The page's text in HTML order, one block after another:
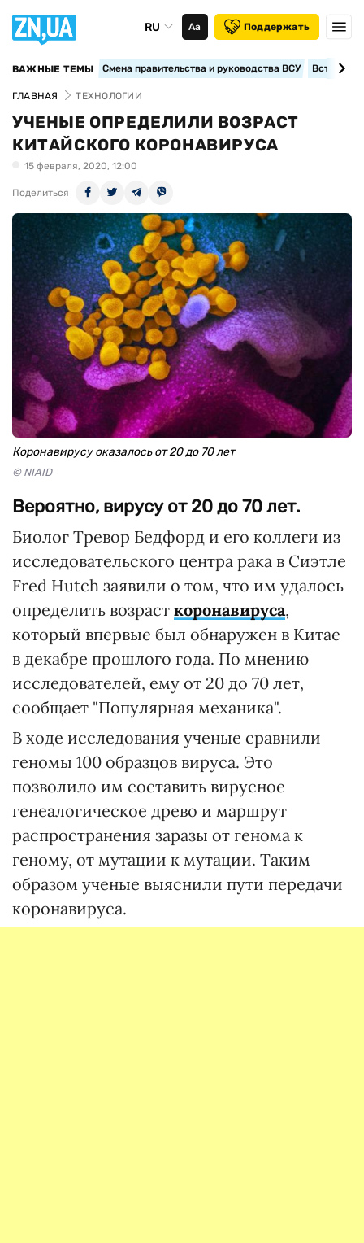
RU Аа Поддержать
ВАЖНЫЕ ТЕМЫ Смена правительства и руководства ВСУ
ГЛАВНАЯ ТЕХНОЛОГИИ
УЧЕНЫЕ ОПРЕДЕЛИЛИ ВОЗРАСТ
КИТАЙСКОГО КОРОНАВИРУСА
15 февраля, 2020, 12:00
Поделиться
Коронавирусу оказалось от 20 до 70 лет
© NIAID
Вероятно, вирусу от 20 до 70 лет.
Биолог Тревор Бедфорд и его коллеги из
исследовательского центра рака в Сиэтле
Fred Hutch заявили о том, что им удалось
определить возраст коронавируса,
который впервые был обнаружен в Китае
в декабре прошлого года. По мнению
исследователей, ему от 20 до 70 лет,
сообщает "Популярная механика".
В ходе исследования ученые сравнили
геномы 100 образцов вируса. Это
позволило им составить вирусное
генеалогическое древо и маршрут
распространения заразы от генома к
геному, от мутации к мутации. Таким
образом ученые выяснили пути передачи
коронавируса.